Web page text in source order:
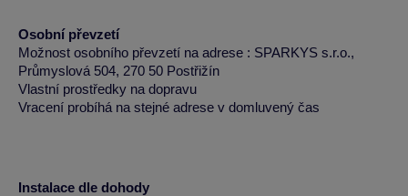
Osobní převzetí
Možnost osobního převzetí na adrese : SPARKYS s.r.o.,
Průmyslová 504, 270 50 Postřižín
Vlastní prostředky na dopravu
Vracení probíhá na stejné adrese v domluvený čas
Instalace dle dohody